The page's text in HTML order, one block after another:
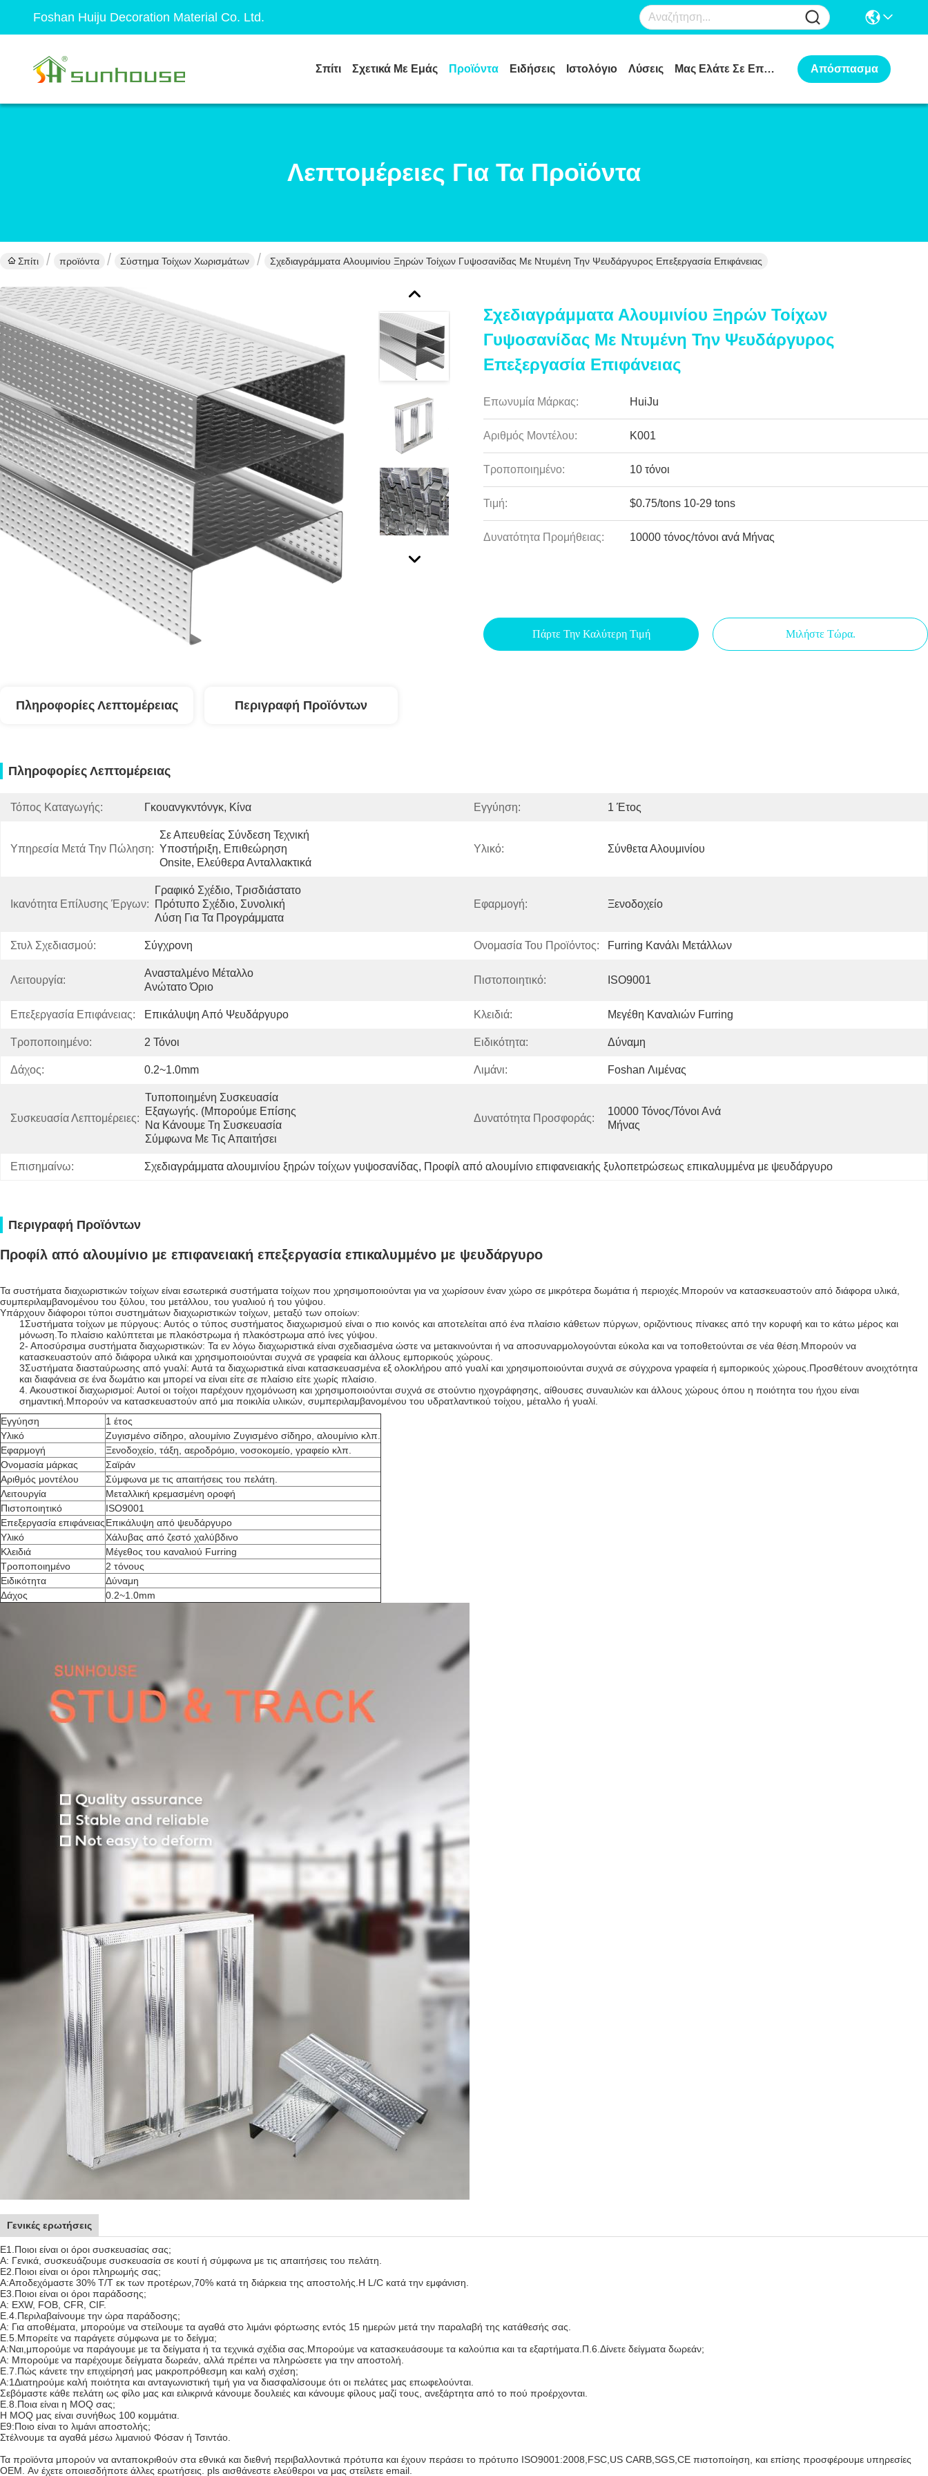
Foshan Huiju Decoration Material Co. Ltd.
Σπίτι Σχετικά Με Εμάς Προϊόντα Ειδήσεις Ιστολόγιο Λύσεις Μας Ελάτε Σε Επαφή Με Απόσπασμα
Λεπτομέρειες Για Τα Προϊόντα
Σπίτι προϊόντα Σύστημα Τοίχων Χωρισμάτων Σχεδιαγράμματα Αλουμινίου Ξηρών Τοίχων Γυψοσανίδας Με Ντυμένη Την Ψευδάργυρος Επεξεργασία Επιφάνειας
Σχεδιαγράμματα Αλουμινίου Ξηρών Τοίχων
Γυψοσανίδας Με Ντυμένη Την Ψευδάργυρος
Επεξεργασία Επιφάνειας
Επωνυμία Μάρκας: HuiJu
Αριθμός Μοντέλου: K001
Τροποποιημένο: 10 τόνοι
Τιμή: $0.75/tons 10-29 tons
Δυνατότητα Προμήθειας: 10000 τόνος/τόνοι ανά Μήνας
Πάρτε Την Καλύτερη Τιμή Μιλήστε Τώρα.
Πληροφορίες Λεπτομέρειας Περιγραφή Προϊόντων
Πληροφορίες Λεπτομέρειας
Τόπος Καταγωγής: Γκουανγκντόνγκ, Κίνα Εγγύηση: 1 Έτος
Υπηρεσία Μετά Την Πώληση:
Σε Απευθείας Σύνδεση Τεχνική
Υποστήριξη, Επιθεώρηση
Onsite, Ελεύθερα Ανταλλακτικά
Υλικό: Σύνθετα Αλουμινίου
Ικανότητα Επίλυσης Έργων:
Γραφικό Σχέδιο, Τρισδιάστατο
Πρότυπο Σχέδιο, Συνολική
Λύση Για Τα Προγράμματα
Εφαρμογή: Ξενοδοχείο
Στυλ Σχεδιασμού: Σύγχρονη Ονομασία Του Προϊόντος: Furring Κανάλι Μετάλλων
Λειτουργία:
Ανασταλμένο Μέταλλο
Ανώτατο Όριο
Πιστοποιητικό: ISO9001
Επεξεργασία Επιφάνειας: Επικάλυψη Από Ψευδάργυρο Κλειδιά: Μεγέθη Καναλιών Furring
Τροποποιημένο: 2 Τόνοι Ειδικότητα: Δύναμη
Δάχος: 0.2~1.0mm Λιμάνι: Foshan Λιμένας
Συσκευασία Λεπτομέρειες:
Τυποποιημένη Συσκευασία
Εξαγωγής. (μπορούμε Επίσης
Να Κάνουμε Τη Συσκευασία
Σύμφωνα Με Τις Απαιτήσει
Δυνατότητα Προσφοράς:
10000 Τόνος/τόνοι Ανά
Μήνας
Επισημαίνω: Σχεδιαγράμματα αλουμινίου ξηρών τοίχων γυψοσανίδας, Προφίλ από αλουμίνιο επιφανειακής ξυλοπετρώσεως επικαλυμμένα με ψευδάργυρο
Περιγραφή Προϊόντων
Προφίλ από αλουμίνιο με επιφανειακή επεξεργασία επικαλυμμένο με ψευδάργυρο
Τα συστήματα διαχωριστικών τοίχων είναι εσωτερικά συστήματα τοίχων που χρησιμοποιούνται για να χωρίσουν έναν χώρο σε μικρότερα δωμάτια ή περιοχές.Μπορούν να κατασκευαστούν από διάφορα υλικά,
συμπεριλαμβανομένου του ξύλου, του μετάλλου, του γυαλιού ή του γύψου.
Υπάρχουν διάφοροι τύποι συστημάτων διαχωριστικών τοίχων, μεταξύ των οποίων:
1Συστήματα τοίχων με πύργους: Αυτός ο τύπος συστήματος διαχωρισμού είναι ο πιο κοινός και αποτελείται από ένα πλαίσιο κάθετων πύργων, οριζόντιους πίνακες από την κορυφή και το κάτω μέρος και
μόνωση.Το πλαίσιο καλύπτεται με πλακόστρωμα ή πλακόστρωμα από ίνες γύψου.
2- Αποσύρσιμα συστήματα διαχωριστικών: Τα εν λόγω διαχωριστικά είναι σχεδιασμένα ώστε να μετακινούνται ή να αποσυναρμολογούνται εύκολα και να τοποθετούνται σε νέα θέση.Μπορούν να
κατασκευαστούν από διάφορα υλικά και χρησιμοποιούνται συχνά σε γραφεία και άλλους εμπορικούς χώρους.
3Συστήματα διασταύρωσης από γυαλί: Αυτά τα διαχωριστικά είναι κατασκευασμένα εξ ολοκλήρου από γυαλί και χρησιμοποιούνται συχνά σε σύγχρονα γραφεία ή εμπορικούς χώρους.Προσθέτουν ανοιχτότητα
και διαφάνεια σε ένα δωμάτιο και μπορεί να είναι είτε σε πλαίσιο είτε χωρίς πλαίσιο.
4. Ακουστικοί διαχωρισμοί: Αυτοί οι τοίχοι παρέχουν ηχομόνωση και χρησιμοποιούνται συχνά σε στούντιο ηχογράφησης, αίθουσες συναυλιών και άλλους χώρους όπου η ποιότητα του ήχου είναι
σημαντική.Μπορούν να κατασκευαστούν από μια ποικιλία υλικών, συμπεριλαμβανομένου του υδρατλαντικού τοίχου, μέταλλο ή γυαλί.
Εγγύηση
1 έτος
Υλικό
Ζυγισμένο σίδηρο, αλουμίνιο Ζυγισμένο σίδηρο, αλουμίνιο κλπ.
Εφαρμογή
Ξενοδοχείο, τάξη, αεροδρόμιο, νοσοκομείο, γραφείο κλπ.
Ονομασία μάρκας
Σαϊράν
Αριθμός μοντέλου
Σύμφωνα με τις απαιτήσεις του πελάτη.
Λειτουργία
Μεταλλική κρεμασμένη οροφή
Πιστοποιητικό
ISO9001
Επεξεργασία επιφάνειαςΕπικάλυψη από ψευδάργυρο
Υλικό
Χάλυβας από ζεστό χαλύβδινο
Κλειδιά
Μέγεθος του καναλιού Furring
Τροποποιημένο
2 τόνους
Ειδικότητα
Δύναμη
Δάχος
0.2~1.0mm
Γενικές ερωτήσεις
Ε1.Ποιοι είναι οι όροι συσκευασίας σας;
A: Γενικά, συσκευάζουμε συσκευασία σε κουτί ή σύμφωνα με τις απαιτήσεις του πελάτη.
Ε2.Ποιοι είναι οι όροι πληρωμής σας;
Α:Αποδεχόμαστε 30% T/T εκ των προτέρων,70% κατά τη διάρκεια της αποστολής.Η L/C κατά την εμφάνιση.
Ε3.Ποιοι είναι οι όροι παράδοσης;
Α: EXW, FOB, CFR, CIF.
Ε.4.Περιλαβαίνουμε την ώρα παράδοσης;
Α: Για αποθέματα, μπορούμε να στείλουμε τα αγαθά στο λιμάνι φόρτωσης εντός 15 ημερών μετά την παραλαβή της κατάθεσής σας.
Ε.5.Μπορείτε να παράγετε σύμφωνα με το δείγμα;
Α:Ναι,μπορούμε να παράγουμε με τα δείγματα ή τα τεχνικά σχέδια σας.Μπορούμε να κατασκευάσουμε τα καλούπια και τα εξαρτήματα.Π.6.Δίνετε δείγματα δωρεάν;
Α: Μπορούμε να παρέχουμε δείγματα δωρεάν, αλλά πρέπει να πληρώσετε για την αποστολή.
Ε.7.Πώς κάνετε την επιχείρησή μας μακροπρόθεσμη και καλή σχέση;
Α:1Διατηρούμε καλή ποιότητα και ανταγωνιστική τιμή για να διασφαλίσουμε ότι οι πελάτες μας επωφελούνται.
Σεβόμαστε κάθε πελάτη ως φίλο μας και ειλικρινά κάνουμε δουλειές και κάνουμε φίλους μαζί τους, ανεξάρτητα από το πού προέρχονται.
Ε.8.Ποια είναι η MOQ σας;
Η MOQ μας είναι συνήθως 100 κομμάτια.
Ε9:Ποιο είναι το λιμάνι αποστολής;
Στέλνουμε τα αγαθά μέσω λιμανιού Φόσαν ή Τσιντάο.
Τα προϊόντα μπορούν να ανταποκριθούν στα εθνικά και διεθνή περιβαλλοντικά πρότυπα και έχουν περάσει το πρότυπο ISO9001:2008,FSC,US CARB,SGS,CE πιστοποίηση, και επίσης προσφέρουμε υπηρεσίες
OEM. Αν έχετε οποιεσδήποτε άλλες ερωτήσεις. pls αισθάνεστε ελεύθεροι να μας στείλετε email.